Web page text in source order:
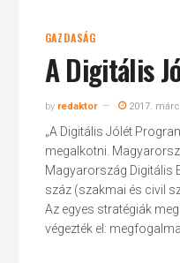
GAZDASÁG
A Digitális
by redaktor 2017.
„A Digitális Jólét
megalkotni.
Magyarország Digitális
száz (szakmai és civil
Az egyes stratégiák
végezték el: